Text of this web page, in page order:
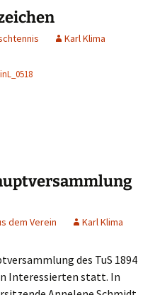
Karl Klima
dem Verein Karl Klima
des TuS 1894
Interessierten statt. In